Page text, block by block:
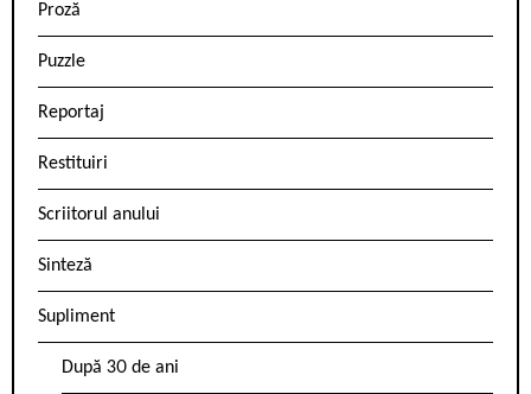
Proză
Puzzle
Reportaj
Restituiri
Scriitorul anului
Sinteză
Supliment
După 30 de ani